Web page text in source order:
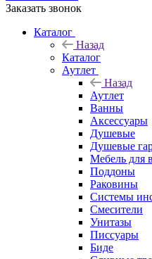
Заказать звонок
Каталог
Назад
Каталог
Аутлет
Назад
Аутлет
Ванны
Аксессуары
Душевые
Душевые
Мебель для
Поддоны
Раковины
Системы
Смесители
Унитазы
Писсуары
Биде